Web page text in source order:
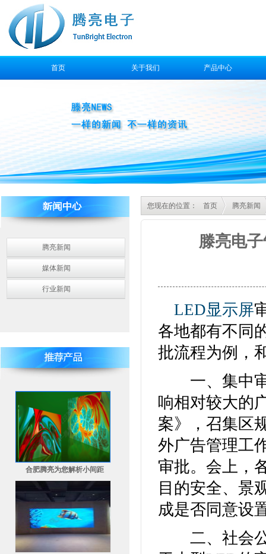
首页 关于我们 产品中心
腾亮新闻
媒体新闻
行业新闻
合肥腾亮为您解析小间距
您现在的位置： 首页 腾亮新闻
滕亮电
LED显示屏
各地都有不同
批流程为例，
一、集中审
响相对较大的
案》，召集区
外广告管理工
审批。会上，
目的安全、景
成是否同意设
二、社会公